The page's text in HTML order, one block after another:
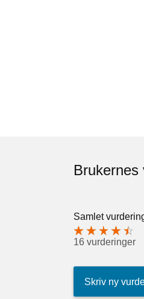
Brukernes
Samlet
16 vurderinger
Skriv ny